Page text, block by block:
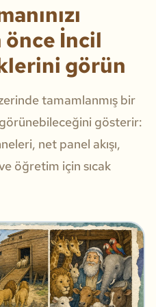
İncil
görün
tamamlanmış bir
görünebileceğini gösterir:
net panel akışı,
öğretim için sıcak